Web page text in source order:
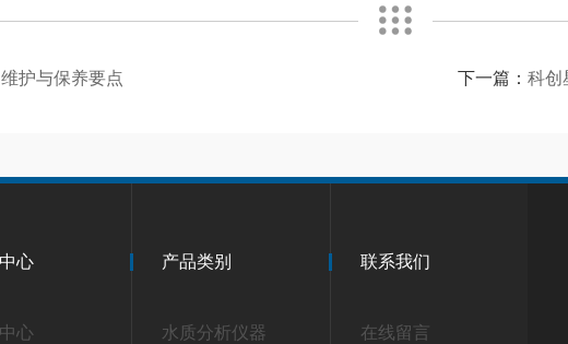
护与保养要点 下一篇： 科创
心
心
产品类别
水质分析仪器
联系我们
在线留言